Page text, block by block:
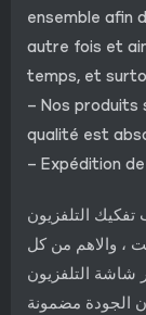
ensemble afin
autre fois et
temps, et
– Nos produits
qualité est
– Expédition
التلفزيون
، والاهم من كل
التلفزيون
الجودة مضمونة